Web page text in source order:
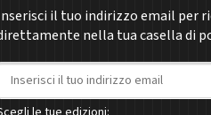
il tuo indirizzo email per
nella tua casella di
email